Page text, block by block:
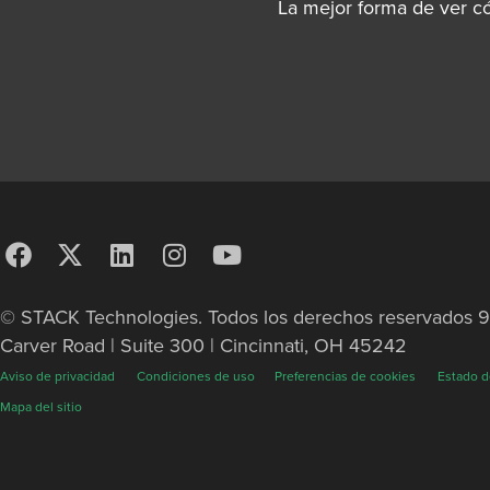
La mejor forma de ver
© STACK Technologies. Todos los derechos reservados
Carver Road | Suite 300 | Cincinnati, OH 45242
Aviso de privacidad Condiciones de uso Preferencias de cookies
Estado
Mapa del sitio